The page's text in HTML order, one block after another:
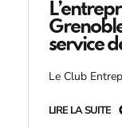
service
Le Club
LIRE LA SUITE